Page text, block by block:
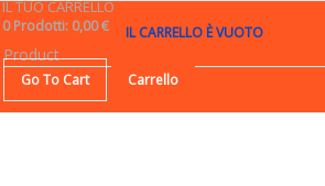
IL TUO CARRELLO
0 Prodotti: 0,00 € IL CARRELLO È VUOTO
Product
Go To Cart Carrello